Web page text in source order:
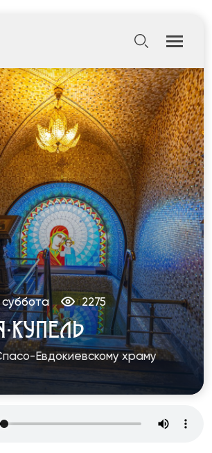
2275
КУПЕЛЬ
Евдокиевскому храму